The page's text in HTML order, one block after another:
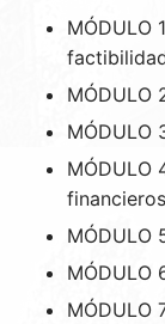
MÓDULO
MÓDULO
MÓDULO
MÓDULO
MÓDULO
MÓDULO
MÓDULO